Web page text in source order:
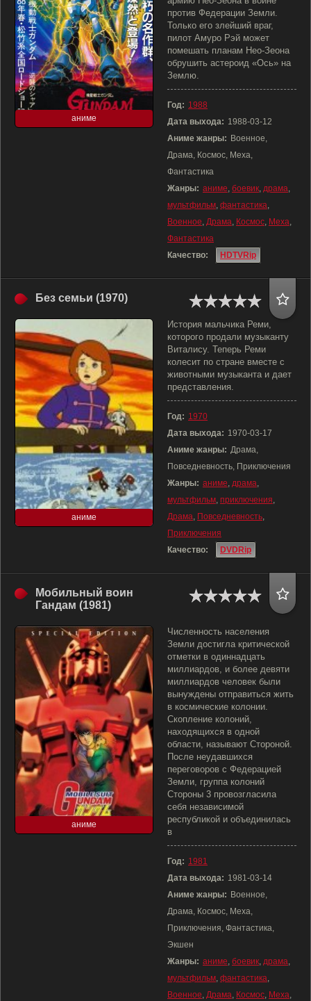
аниме
против Федерации Земли.
Только его злейший враг,
пилот Амуро Рэй может
помешать планам Нео-Зеона
обрушить астероид «Ось» на
Землю.
Год: 1988
Дата выхода: 1988-03-12
Аниме жанры: Военное,
Драма, Космос, Меха,
Фантастика
Жанры: аниме, боевик, драма,
мультфильм, фантастика,
Военное, Драма, Космос, Меха,
Фантастика
Качество:
HDTVRip
Без семьи (1970)
аниме
История мальчика Реми,
которого продали музыканту
Виталису. Теперь Реми
колесит по стране вместе с
животными музыканта и дает
представления.
Год: 1970
Дата выхода: 1970-03-17
Аниме жанры: Драма,
Повседневность, Приключения
Жанры: аниме, драма,
мультфильм, приключения,
Драма, Повседневность,
Приключения
Качество:
DVDRip
Мобильный воин
Гандам (1981)
аниме
Численность населения
Земли достигла критической
отметки в одиннадцать
миллиардов, и более девяти
миллиардов человек были
вынуждены отправиться жить
в космические колонии.
Скопление колоний,
находящихся в одной
области, называют Стороной.
После неудавшихся
переговоров с Федерацией
Земли, группа колоний
Стороны 3 провозгласила
себя независимой
республикой и объединилась
в
Год: 1981
Дата выхода: 1981-03-14
Аниме жанры: Военное,
Драма, Космос, Меха,
Приключения, Фантастика,
Экшен
Жанры: аниме, боевик, драма,
мультфильм, фантастика,
Военное, Драма, Космос, Меха,